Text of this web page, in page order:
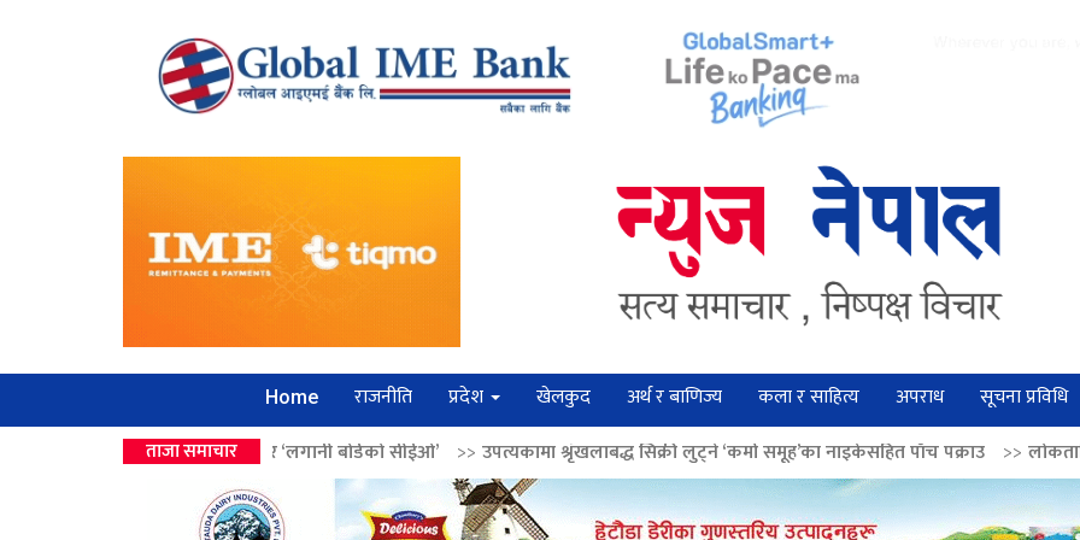
Home राजनीति प्रदेश खेलकुद अर्थ र बाणिज्य कला र साहित्य अपराध सूचना प्रविधि
ताजा समाचार
उपहार ‘लगानी बोर्डको सीईओ’ >> उपत्यकामा श्रृंखलाबद्ध सिक्री लुट्ने ‘कर्मा समूह’का नाइकेसहित पाँच पक्राउ >>लोकतान्त्रिक मूल्य सुदृढ